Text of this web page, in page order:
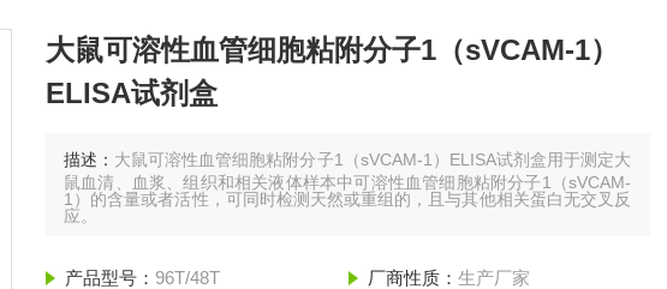
大鼠可溶性血管细胞粘附分子1（sVCAM-1）
ELISA试剂盒
描述： 大鼠可溶性血管细胞粘附分子1（sVCAM-1）ELISA试剂盒用于测定大
鼠血清、血浆、组织和相关液体样本中可溶性血管细胞粘附分子1（sVCAM-
1）的含量或者活性，可同时检测天然或重组的，且与其他相关蛋白无交叉反
应。
产品型号： 96T/48T 厂商性质： 生产厂家